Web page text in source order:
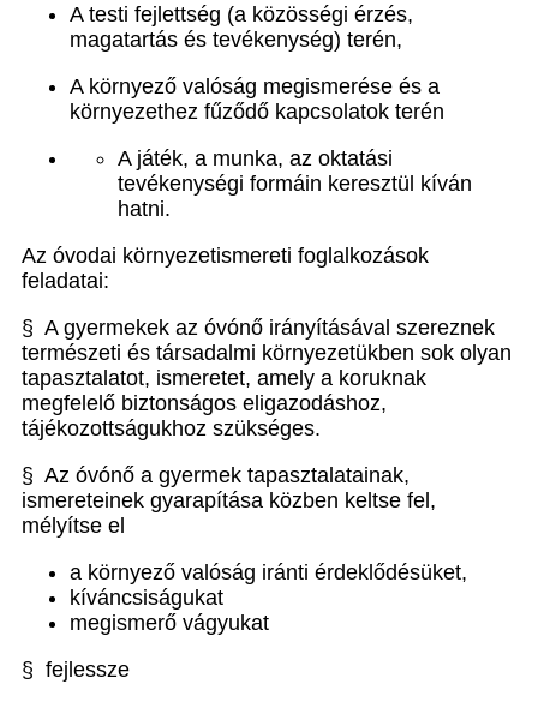
A testi fejlettség (a közösségi érzés,
magatartás és tevékenység) terén,
A környező valóság megismerése és a
környezethez fűződő kapcsolatok terén
A játék, a munka, az oktatási
tevékenységi formáin keresztül kíván
hatni.
Az óvodai környezetismereti foglalkozások
feladatai:
§ A gyermekek az óvónő irányításával szereznek
természeti és társadalmi környezetükben sok olyan
tapasztalatot, ismeretet, amely a koruknak
megfelelő biztonságos eligazodáshoz,
tájékozottságukhoz szükséges.
§ Az óvónő a gyermek tapasztalatainak,
ismereteinek gyarapítása közben keltse fel,
mélyítse el
a környező valóság iránti érdeklődésüket,
kíváncsiságukat
megismerő vágyukat
§ fejlessze